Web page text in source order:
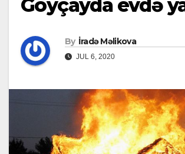
Göyçayda evdə
By İradə Məlikova
JUL 6, 2020